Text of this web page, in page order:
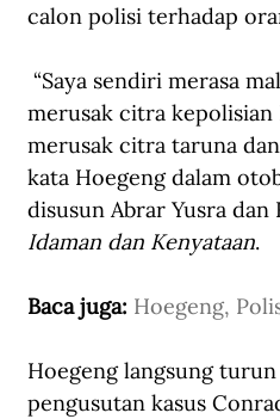
calon polisi terhadap
“Saya sendiri merasa
merusak citra kepolisian
merusak citra taruna
kata Hoegeng dalam
disusun Abrar Yusra dan
Idaman dan Kenyataan.
Baca juga: Hoegeng,
Hoegeng langsung
pengusutan kasus